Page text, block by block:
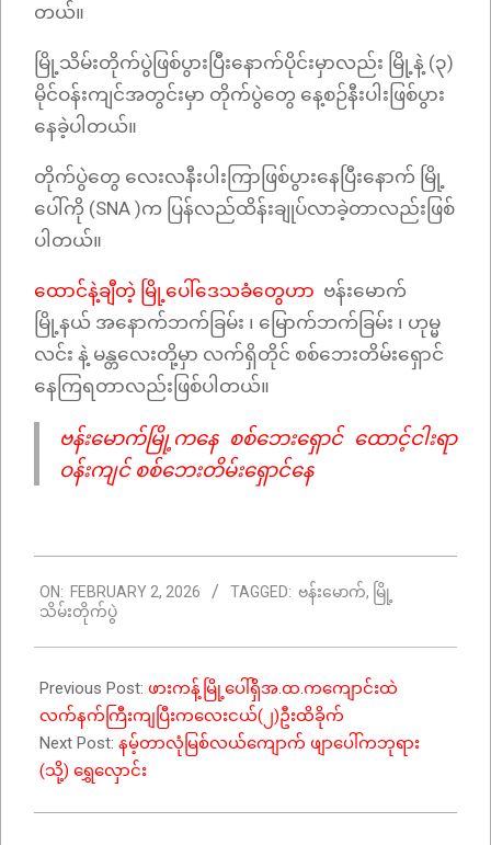
တယ်။
မြို့သိမ်းတိုက်ပွဲဖြစ်ပွားပြီးနောက်ပိုင်းမှာလည်း မြို့နဲ့ (၃)
မိုင်ဝန်းကျင်အတွင်းမှာ တိုက်ပွဲတွေ နေ့စဉ်နီးပါးဖြစ်ပွား
နေခဲ့ပါတယ်။
တိုက်ပွဲတွေ လေးလနီးပါးကြာဖြစ်ပွားနေပြီးနောက် မြို့
ပေါ်ကို (SNA )က ပြန်လည်ထိန်းချုပ်လာခဲ့တာလည်းဖြစ်
ပါတယ်။
ထောင်နဲ့ချီတဲ့ မြို့ပေါ်ဒေသခံတွေဟာ ဗန်းမောက်
မြို့နယ် အနောက်ဘက်ခြမ်း ၊ မြောက်ဘက်ခြမ်း ၊ ဟုမ္မ
လင်း နဲ့ မန္တလေးတို့မှာ လက်ရှိတိုင် စစ်ဘေးတိမ်းရှောင်
နေကြရတာလည်းဖြစ်ပါတယ်။
ဗန်းမောက်မြို့ကနေ စစ်ဘေးရှောင် ထောင့်ငါးရာ
ဝန်းကျင် စစ်ဘေးတိမ်းရှောင်နေ
02-
02
ON: FEBRUARY 2, 2026 TAGGED: ဗန်းမောက်, မြို့
သိမ်းတိုက်ပွဲ
Previous Post: ဖားကန့်မြို့ပေါ်ရှိအ.ထ.ကကျောင်းထဲ
လက်နက်ကြီးကျပြီးကလေးငယ်(၂)ဦးထိခိုက်
Next Post: နမ့်တာလုံမြစ်လယ်ကျောက် ဖျာပေါ်ကဘုရား
(သို့) ရွှေလှောင်း